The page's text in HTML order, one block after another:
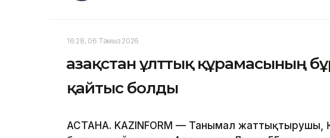
16:28, 06 Тамыз 2026
Қазақстан ұлттық құрамасының
қайтыс болды
АСТАНА. KAZINFORM — Танымал жаттықтырушы,